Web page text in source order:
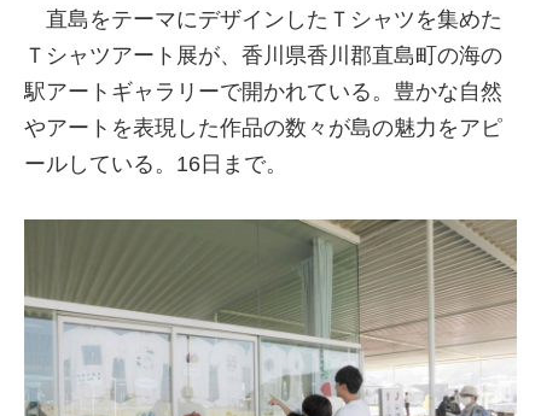
直島をテーマにデザインしたＴシャツを集めた
Ｔシャツアート展が、香川県香川郡直島町の海の
駅アートギャラリーで開かれている。豊かな自然
やアートを表現した作品の数々が島の魅力をアピ
ールしている。16日まで。